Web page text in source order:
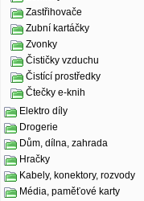
Zastřihovače
Zubní kartáčky
Zvonky
Čističky vzduchu
Čistící prostředky
Čtečky e-knih
Elektro díly
Drogerie
Dům, dílna, zahrada
Hračky
Kabely, konektory, rozvody
Média, paměťové karty